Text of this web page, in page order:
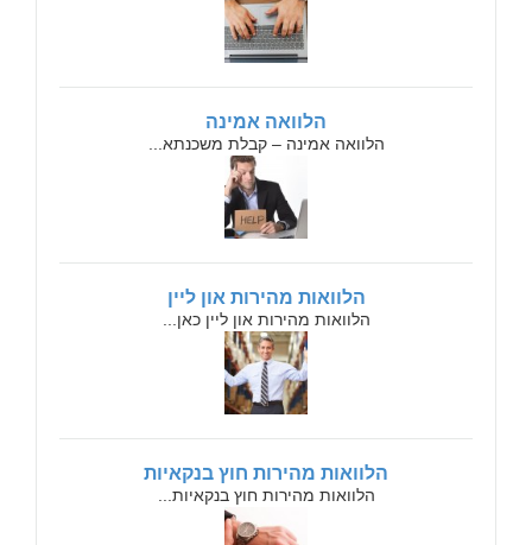
הלוואה אמינה
הלוואה אמינה – קבלת משכנתא...
הלוואות מהירות און ליין
הלוואות מהירות און ליין כאן...
הלוואות מהירות חוץ בנקאיות
הלוואות מהירות חוץ בנקאיות...